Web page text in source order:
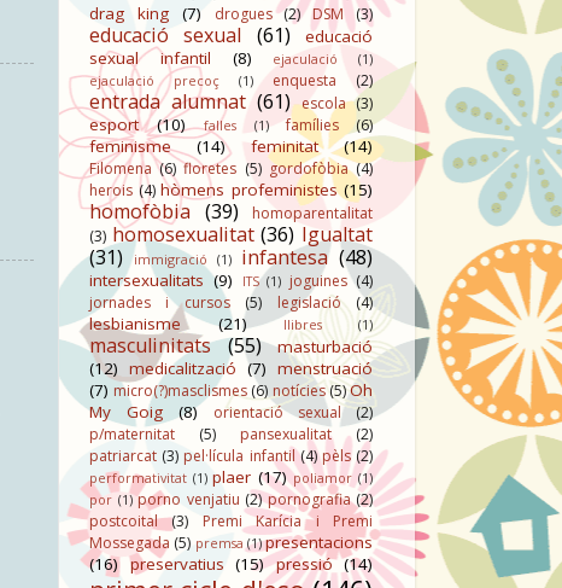
drag king
(7) drogues (2) DSM (3)
educació sexual (61)
educació
sexual infantil
(8) ejaculació
(1)
ejaculació precoç
(1) enquesta (2)
entrada alumnat (61) escola (3)
esport (10) falles (1) famílies (6)
feminisme (14) feminitat (14)
Filomena (6) floretes (5) gordofòbia (4)
herois (4) hòmens profeministes (15)
homofòbia (39)
homoparentalitat
(3) homosexualitat (36) Igualtat
(31)
immigració (1) infantesa (48)
intersexualitats (9) ITS (1) joguines (4)
jornades i cursos
(5) legislació (4)
lesbianisme (21) llibres (1)
masculinitats (55)
masturbació
(12) medicalització (7) menstruació
(7) micro(?)masclismes (6) notícies(5)Oh
My Goig
(8) orientació sexual
(2)
p/maternitat
(5) pansexualitat
(2)
patriarcat (3) pel·lícula infantil (4) pèls (2)
performativitat (1) plaer (17) poliamor (1)
por (1) porno venjatiu (2) pornografia (2)
postcoital
(3)
Premi Karícia i Premi
Mossegada (5) premsa (1) presentacions
(16) preservatius (15) pressió (14)